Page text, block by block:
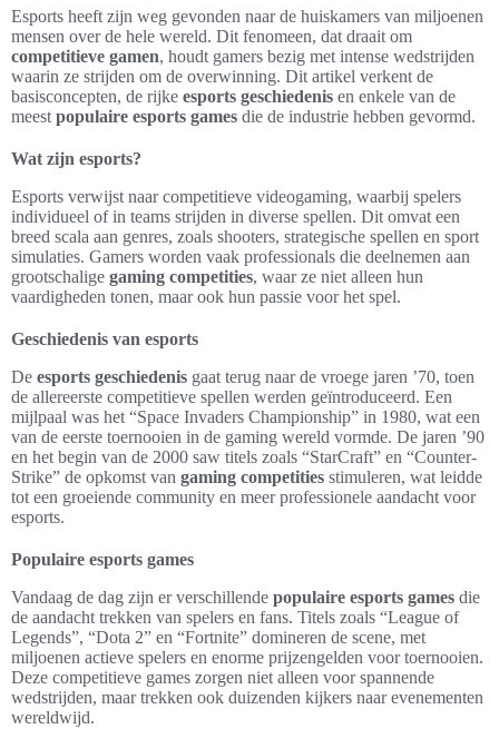
Esports heeft zijn weg gevonden naar de huiskamers van miljoenen
mensen over de hele wereld. Dit fenomeen, dat draait om
competitieve gamen, houdt gamers bezig met intense wedstrijden
waarin ze strijden om de overwinning. Dit artikel verkent de
basisconcepten, de rijke esports geschiedenis en enkele van de
meest populaire esports games die de industrie hebben gevormd.
Wat zijn esports?
Esports verwijst naar competitieve videogaming, waarbij spelers
individueel of in teams strijden in diverse spellen. Dit omvat een
breed scala aan genres, zoals shooters, strategische spellen en sport
simulaties. Gamers worden vaak professionals die deelnemen aan
grootschalige gaming competities, waar ze niet alleen hun
vaardigheden tonen, maar ook hun passie voor het spel.
Geschiedenis van esports
De esports geschiedenis gaat terug naar de vroege jaren ’70, toen
de allereerste competitieve spellen werden geïntroduceerd. Een
mijlpaal was het “Space Invaders Championship” in 1980, wat een
van de eerste toernooien in de gaming wereld vormde. De jaren ’90
en het begin van de 2000 saw titels zoals “StarCraft” en “Counter-
Strike” de opkomst van gaming competities stimuleren, wat leidde
tot een groeiende community en meer professionele aandacht voor
esports.
Populaire esports games
Vandaag de dag zijn er verschillende populaire esports games die
de aandacht trekken van spelers en fans. Titels zoals “League of
Legends”, “Dota 2” en “Fortnite” domineren de scene, met
miljoenen actieve spelers en enorme prijzengelden voor toernooien.
Deze competitieve games zorgen niet alleen voor spannende
wedstrijden, maar trekken ook duizenden kijkers naar evenementen
wereldwijd.